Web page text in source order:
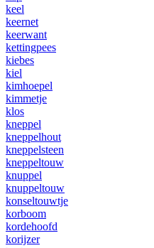
keel
keernet
keerwant
kettingpees
kiebes
kiel
kimhoepel
kimmetje
klos
kneppel
kneppelhout
kneppelsteen
kneppeltouw
knuppel
knuppeltouw
konseltouwtje
korboom
kordehoofd
korijzer